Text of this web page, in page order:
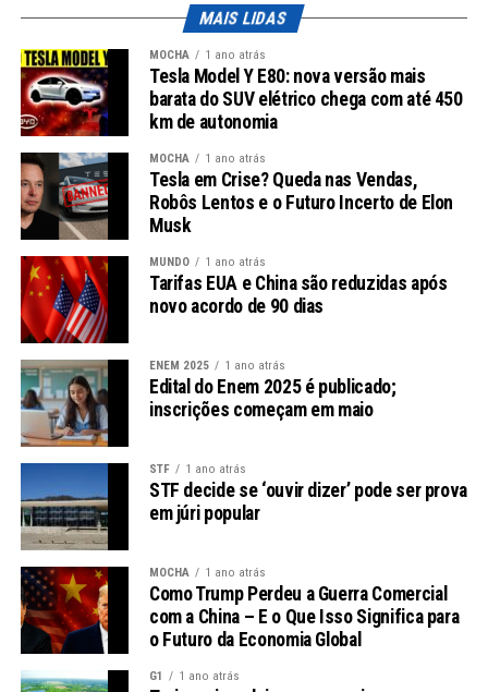
reportagem especial sobre a celebração e a contribuição
dos povos indígenas para o meio ambiente.
Leia Também: Senado avança em
novas políticas para o Dia da
Educação
Dia Nacional da Visibilidade Lésbica: 29 de
agosto
Ao final do mês, em 29 de agosto, se celebra o Dia
Nacional da Visibilidade Lésbica. Instituída após o 1º
Seminário Nacional de Lésbicas (SENALE) em 1996, a
data é um marco da luta por direitos, representatividade
e contra a violência e a lesbofobia. Em 2023, o tema foi
destacado em uma matéria da Radioagência Nacional.
Outras Comemorações Importantes
Lembranças e Eventos Históricos
Agosto também traz uma série de eventos e
nascimentos que marcaram a história da cultura e da
ciência. As celebrações variam desde recordações de
figuras icônicas até datas que impactaram a sociedade.
MAIS LIDAS
MOCHA 1 ano atrás
Tesla Model Y E80: nova versão mais
barata do SUV elétrico chega com até 450
km de autonomia
MOCHA 1 ano atrás
Tesla em Crise? Queda nas Vendas,
Robôs Lentos e o Futuro Incerto de Elon
Musk
MUNDO 1 ano atrás
Tarifas EUA e China são reduzidas após
novo acordo de 90 dias
ENEM 2025 1 ano atrás
Edital do Enem 2025 é publicado;
inscrições começam em maio
STF 1 ano atrás
STF decide se ‘ouvir dizer’ pode ser prova
em júri popular
MOCHA 1 ano atrás
Como Trump Perdeu a Guerra Comercial
com a China – E o Que Isso Significa para
o Futuro da Economia Global
G1 1 ano atrás